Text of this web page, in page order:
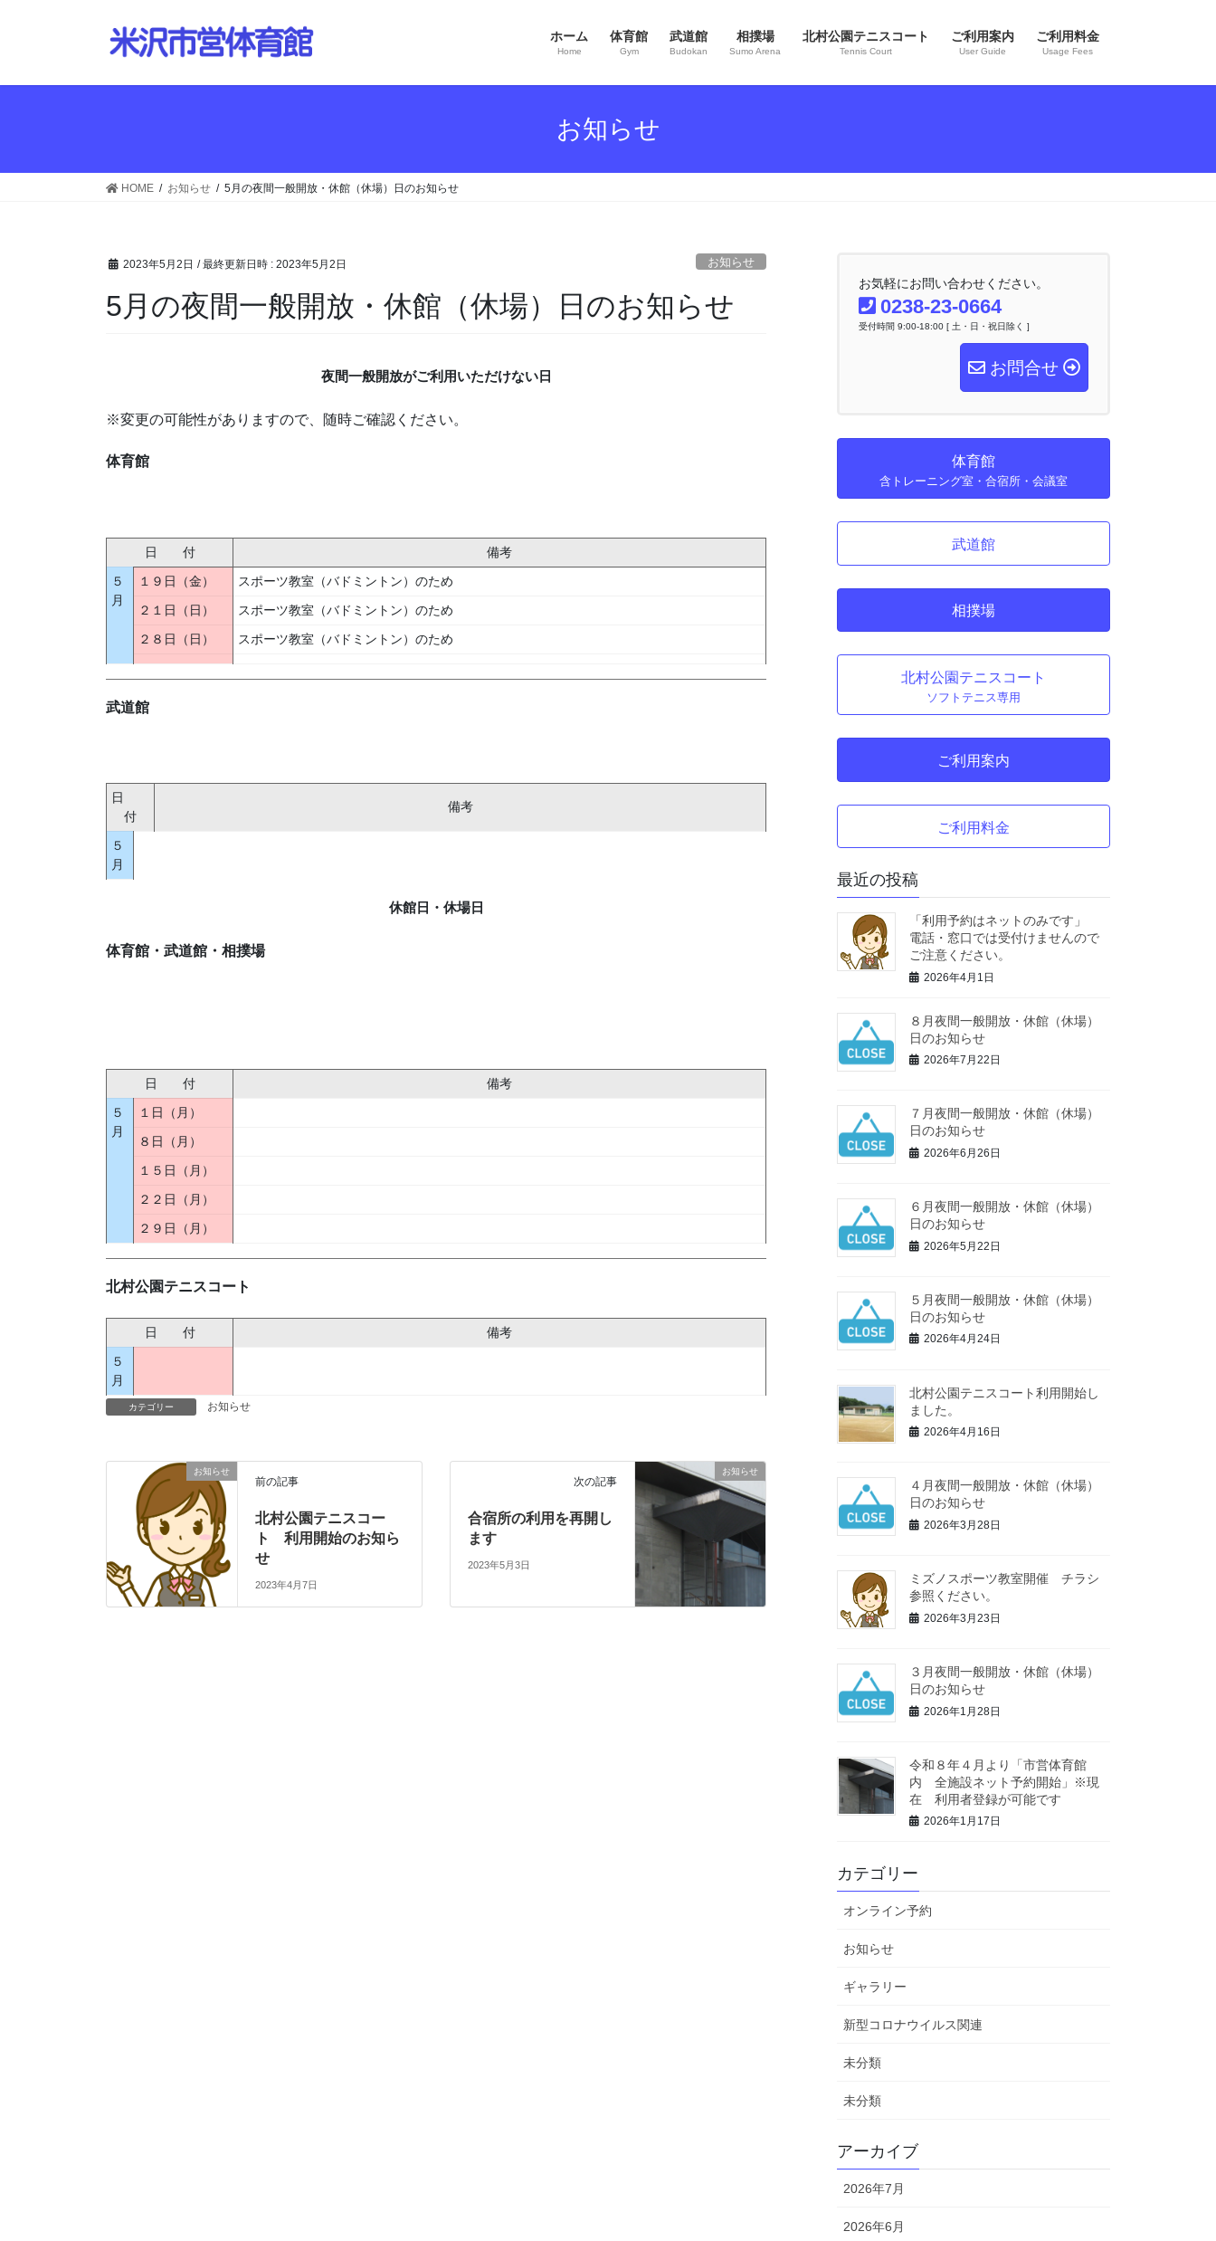
ホーム
Home
体育館
Gym
武道館
Budokan
相撲場
Sumo Arena
北村公園テニスコート
Tennis Court
ご利用案内
User Guide
ご利用料金
Usage Fees
お知らせ
HOME お知らせ 5月の夜間一般開放・休館（休場）日のお知らせ
2023年5月2日 / 最終更新日時 : 2023年5月2日 お知らせ
5月の夜間一般開放・休館（休場）日のお知らせ
夜間一般開放がご利用いただけない日
※変更の可能性がありますので、随時ご確認ください。
体育館
日 付
備考
５
月
１９日（金）
スポーツ教室（バドミントン）のため
２１日（日）
スポーツ教室（バドミントン）のため
２８日（日）
スポーツ教室（バドミントン）のため
武道館
日
付
備考
５
月
休館日・休場日
体育館・武道館・相撲場
日 付
備考
５
月
１日（月）
８日（月）
１５日（月）
２２日（月）
２９日（月）
北村公園テニスコート
日 付
備考
５
月
カテゴリー お知らせ
お知らせ
前の記事
北村公園テニスコー
ト 利用開始のお知ら
せ
2023年4月7日
お知らせ
次の記事
合宿所の利用を再開し
ます
2023年5月3日
お気軽にお問い合わせください。
0238-23-0664
受付時間 9:00-18:00 [ 土・日・祝日除く ]
お問合せ
体育館
含トレーニング室・合宿所・会議室
武道館
相撲場
北村公園テニスコート
ソフトテニス専用
ご利用案内
ご利用料金
最近の投稿
「利用予約はネットのみです」
電話・窓口では受付けませんので
ご注意ください。
2026年4月1日
８月夜間一般開放・休館（休場）
日のお知らせ
2026年7月22日
７月夜間一般開放・休館（休場）
日のお知らせ
2026年6月26日
６月夜間一般開放・休館（休場）
日のお知らせ
2026年5月22日
５月夜間一般開放・休館（休場）
日のお知らせ
2026年4月24日
北村公園テニスコート利用開始し
ました。
2026年4月16日
４月夜間一般開放・休館（休場）
日のお知らせ
2026年3月28日
ミズノスポーツ教室開催 チラシ
参照ください。
2026年3月23日
３月夜間一般開放・休館（休場）
日のお知らせ
2026年1月28日
令和８年４月より「市営体育館
内 全施設ネット予約開始」※現
在 利用者登録が可能です
2026年1月17日
カテゴリー
オンライン予約
お知らせ
ギャラリー
新型コロナウイルス関連
未分類
未分類
アーカイブ
2026年7月
2026年6月